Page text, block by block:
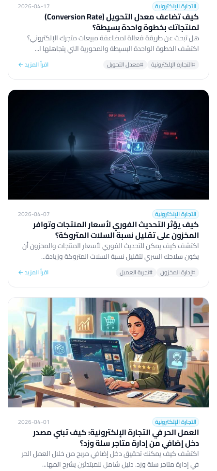
التجارة الإلكترونية 2026-04-17
كيف تضاعف معدل التحويل (Conversion Rate)
لمنتجاتك بخطوة واحدة بسيطة؟
هل تبحث عن طريقة فعالة لمضاعفة مبيعات متجرك الإلكتروني؟
اكتشف الخطوة الواحدة البسيطة والمحورية التي يتجاهلها ا...
#التجارة الإلكترونية #معدل التحويل اقرأ المزيد ←
التجارة الإلكترونية 2026-04-07
كيف يؤثر التحديث الفوري لأسعار المنتجات وتوافر
المخزون على تقليل نسبة السلات المتروكة؟
اكتشف كيف يمكن للتحديث الفوري لأسعار المنتجات والمخزون أن
يكون سلاحك السري لتقليل نسبة السلات المتروكة وزيادة...
#إدارة المخزون #تجربة العميل اقرأ المزيد ←
التجارة الإلكترونية 2026-04-01
العمل الحر في التجارة الإلكترونية: كيف تبني مصدر
دخل إضافي من إدارة متاجر سلة وزد؟
اكتشف كيف يمكنك تحقيق دخل إضافي مربح من خلال العمل الحر
في إدارة متاجر سلة وزد. دليل شامل للمبتدئين يشرح المها...